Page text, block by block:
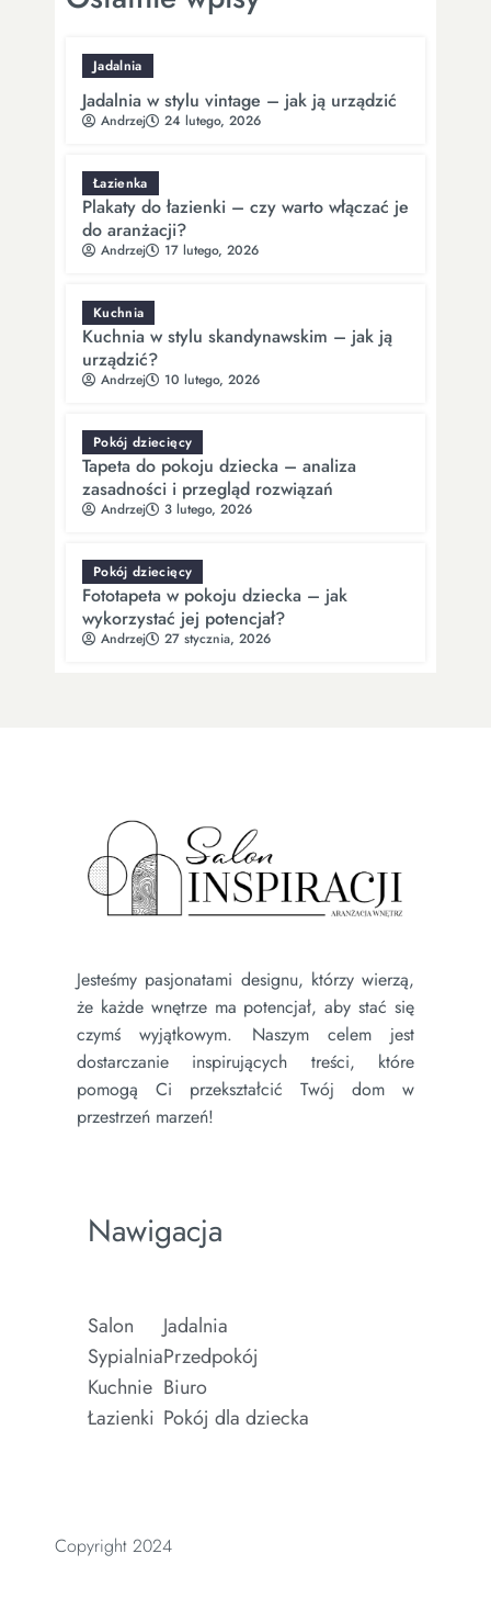
Jadalnia
Jadalnia w stylu vintage – jak ją urządzić
Andrzej 24 lutego, 2026
Łazienka
Plakaty do łazienki – czy warto włączać je
do aranżacji?
Andrzej 17 lutego, 2026
Kuchnia
Kuchnia w stylu skandynawskim – jak ją
urządzić?
Andrzej 10 lutego, 2026
Pokój dziecięcy
Tapeta do pokoju dziecka – analiza
zasadności i przegląd rozwiązań
Andrzej 3 lutego, 2026
Pokój dziecięcy
Fototapeta w pokoju dziecka – jak
wykorzystać jej potencjał?
Andrzej 27 stycznia, 2026
Jesteśmy pasjonatami designu, którzy wierzą,
że każde wnętrze ma potencjał, aby stać się
czymś wyjątkowym. Naszym celem jest
dostarczanie inspirujących treści, które
pomogą Ci przekształcić Twój dom w
przestrzeń marzeń!
Nawigacja
Salon
Sypialnia
Kuchnie
Łazienki
Jadalnia
Przedpokój
Biuro
Pokój dla dziecka
Copyright 2024